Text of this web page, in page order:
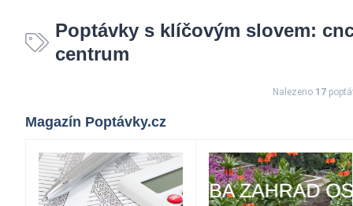
Poptávky s klíčovým slovem:
centrum
Nalezeno 17
Magazín Poptávky.cz